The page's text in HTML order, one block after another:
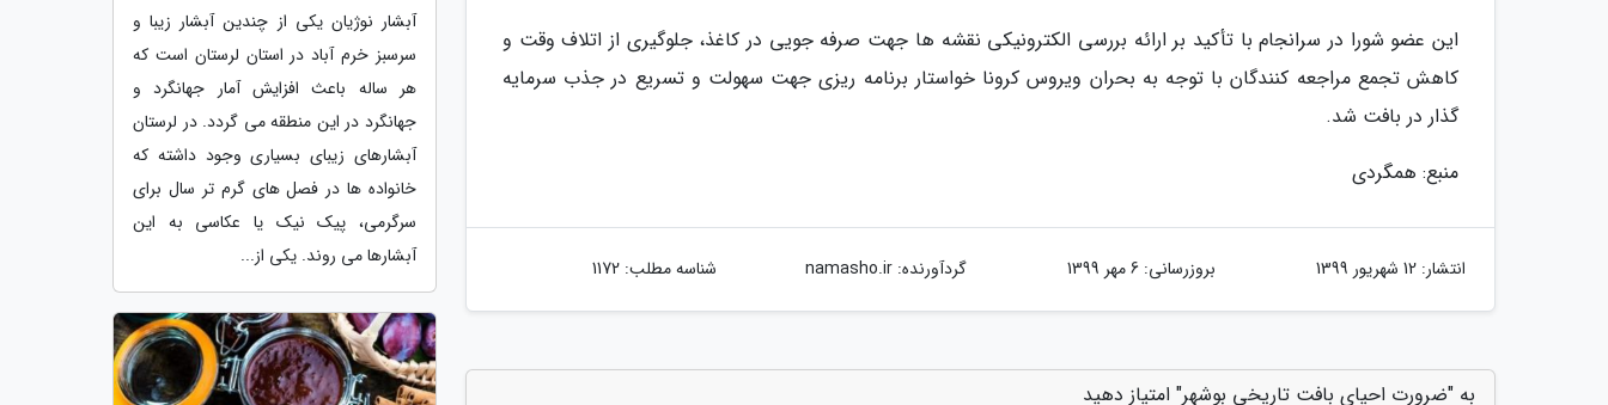
این عضو شورا در سرانجام با تأکید بر ارائه بررسی الکترونیکی نقشه ها جهت صرفه جویی در کاغذ، جلوگیری از اتلاف وقت و
کاهش تجمع مراجعه کنندگان با توجه به بحران ویروس کرونا خواستار برنامه ریزی جهت سهولت و تسریع در جذب سرمایه
گذار در بافت شد.
منبع: همگردی
انتشار: 12 شهریور 1399 بروزرسانی: 6 مهر 1399 گردآورنده:namasho.ir شناسه مطلب: 1172
به "ضرورت احیای بافت تاریخی بوشهر" امتیاز دهید
آبشار نوژیان یکی از چندین آبشار زیبا و
سرسبز خرم آباد در استان لرستان است که
هر ساله باعث افزایش آمار جهانگرد و
جهانگرد در این منطقه می گردد. در لرستان
آبشارهای زیبای بسیاری وجود داشته که
خانواده ها در فصل های گرم تر سال برای
سرگرمی، پیک نیک یا عکاسی به این
آبشارها می روند. یکی از...